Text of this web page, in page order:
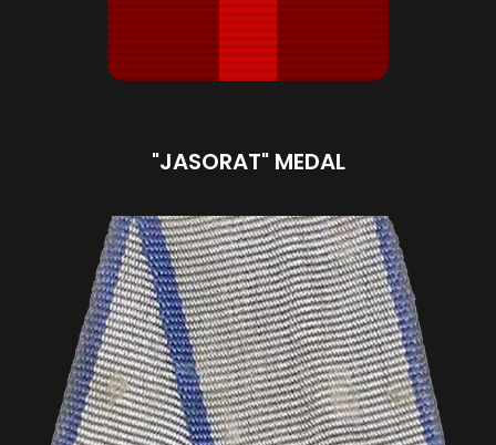
"JASORAT" MEDAL